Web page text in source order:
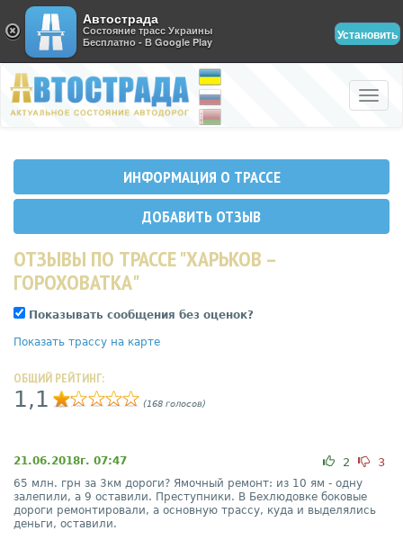
Автострада
Состояние трасс Украины
Бесплатно - В Google Play
Установить
Toggle
ИНФОРМАЦИЯ О ТРАССЕ
ДОБАВИТЬ ОТЗЫВ
ОТЗЫВЫ ПО ТРАССЕ "ХАРЬКОВ –
ГОРОХОВАТКА"
Показывать сообщения без оценок?
Показать трассу на карте
ОБЩИЙ РЕЙТИНГ:
1,1 (168 голосов)
21.06.2018г. 07:47 2 3
65 млн. грн за 3км дороги? Ямочный ремонт: из 10 ям - одну
залепили, а 9 оставили. Преступники. В Бехлюдовке боковые
дороги ремонтировали, а основную трассу, куда и выделялись
деньги, оставили.